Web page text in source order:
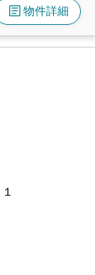
article物件詳細